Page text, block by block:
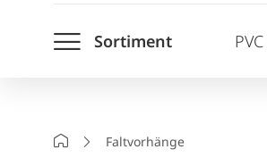
Sortiment
StartseiteFaltvorhänge